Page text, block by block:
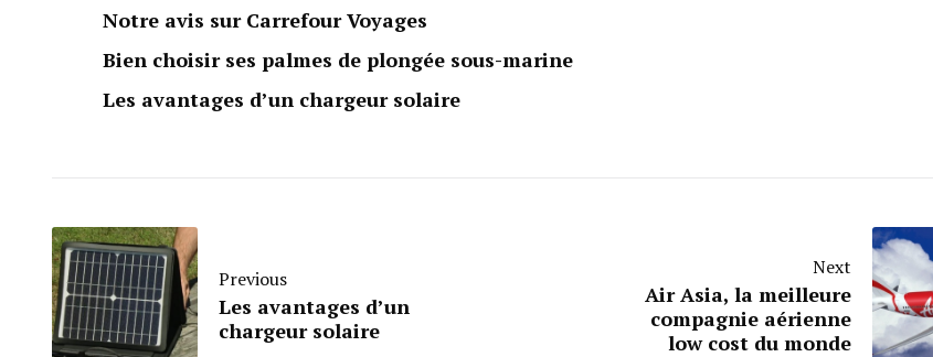
Notre avis sur Carrefour Voyages
Bien choisir ses palmes de plongée sous-marine
Les avantages d’un chargeur solaire
Previous
Les avantages d’un
chargeur solaire
Next
Air Asia, la meilleure
compagnie aérienne
low cost du monde